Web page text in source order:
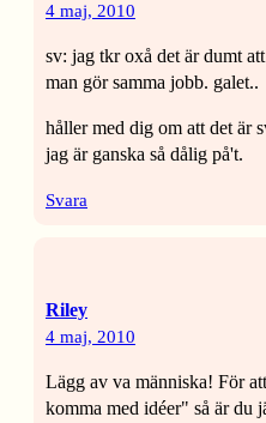
4 maj, 2010
sv: jag tkr oxå det är dumt
man gör samma jobb. galet..
håller med dig om att det är
jag är ganska så dålig på't.
Svara
Riley
4 maj, 2010
Lägg av va människa! För
komma med idéer" så är du